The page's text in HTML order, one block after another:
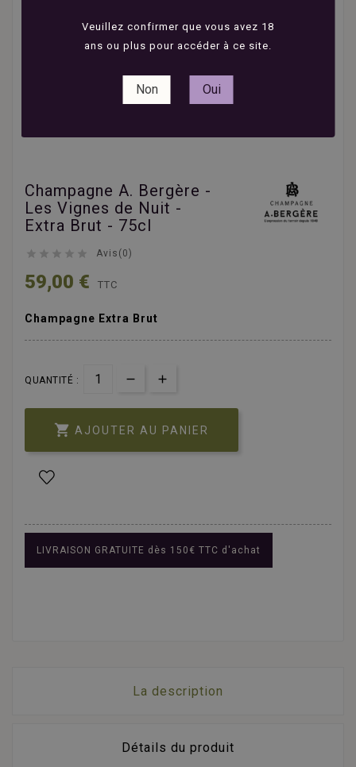
Veuillez confirmer que vous avez 18
ans ou plus pour accéder à ce site.
Non Oui
Champagne A. Bergère -
Les Vignes de Nuit -
Extra Brut - 75cl
     Avis(0)
59,00 € TTC
Champagne Extra Brut
QUANTITÉ :
 AJOUTER AU PANIER
LIVRAISON GRATUITE dès 150€ TTC d'achat
La description
Détails du produit